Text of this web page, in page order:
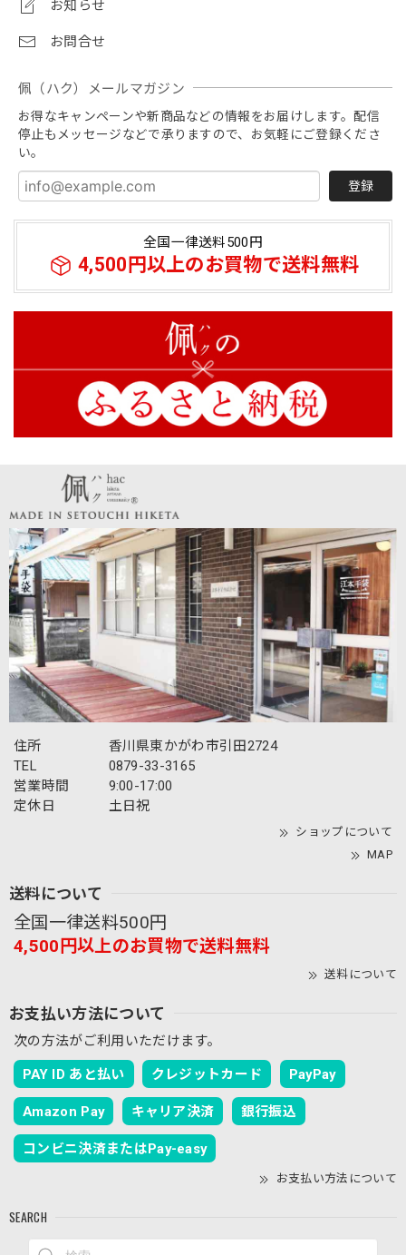
お知らせ
お問合せ
佩（ハク）メールマガジン
お得なキャンペーンや新商品などの情報をお届けします。配信
停止もメッセージなどで承りますので、お気軽にご登録くださ
い。
登録
全国一律送料500円
4,500円以上のお買物で送料無料
住所
香川県東かがわ市引田2724
TEL
0879-33-3165
営業時間
9:00-17:00
定休日
土日祝
ショップについて
MAP
送料について
全国一律送料500円
4,500円以上のお買物で送料無料
送料について
お支払い方法について
次の方法がご利用いただけます。
PAY ID あと払い クレジットカード PayPay
Amazon Pay キャリア決済 銀行振込
コンビニ決済またはPay-easy
お支払い方法について
SEARCH